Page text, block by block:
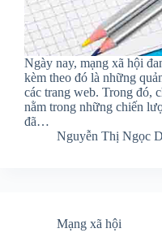
Ngày nay, mạng xã hội
kèm theo đó là những
các trang web. Trong đó,
nằm trong những chiến
đã…
Nguyễn Thị Ngọc
Mạng xã hội